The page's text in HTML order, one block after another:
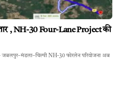
, NH-30 Four-Lane Project की
NH-30 फोरलेन परियोजना अब